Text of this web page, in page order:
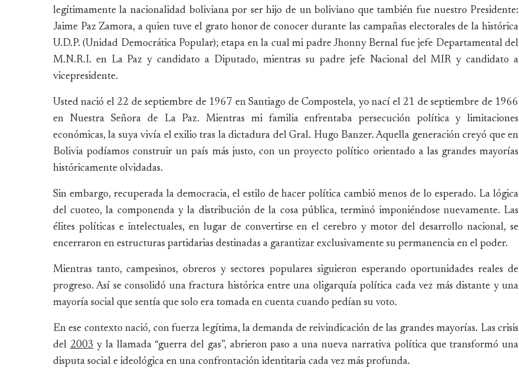
legítimamente la nacionalidad boliviana por ser hijo de un boliviano que también fue nuestro Presidente:
Jaime Paz Zamora, a quien tuve el grato honor de conocer durante las campañas electorales de la histórica
U.D.P. (Unidad Democrática Popular); etapa en la cual mi padre Jhonny Bernal fue jefe Departamental del
M.N.R.I. en La Paz y candidato a Diputado, mientras su padre jefe Nacional del MIR y candidato a
vicepresidente.
Usted nació el 22 de septiembre de 1967 en Santiago de Compostela, yo nací el 21 de septiembre de 1966
en Nuestra Señora de La Paz. Mientras mi familia enfrentaba persecución política y limitaciones
económicas, la suya vivía el exilio tras la dictadura del Gral. Hugo Banzer. Aquella generación creyó que en
Bolivia podíamos construir un país más justo, con un proyecto político orientado a las grandes mayorías
históricamente olvidadas.
Sin embargo, recuperada la democracia, el estilo de hacer política cambió menos de lo esperado. La lógica
del cuoteo, la componenda y la distribución de la cosa pública, terminó imponiéndose nuevamente. Las
élites políticas e intelectuales, en lugar de convertirse en el cerebro y motor del desarrollo nacional, se
encerraron en estructuras partidarias destinadas a garantizar exclusivamente su permanencia en el poder.
Mientras tanto, campesinos, obreros y sectores populares siguieron esperando oportunidades reales de
progreso. Así se consolidó una fractura histórica entre una oligarquía política cada vez más distante y una
mayoría social que sentía que solo era tomada en cuenta cuando pedían su voto.
En ese contexto nació, con fuerza legítima, la demanda de reivindicación de las grandes mayorías. Las crisis
del 2003 y la llamada “guerra del gas”, abrieron paso a una nueva narrativa política que transformó una
disputa social e ideológica en una confrontación identitaria cada vez más profunda.